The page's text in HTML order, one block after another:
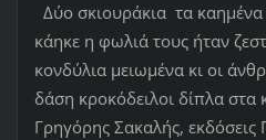
Δύο σκιουράκια τα καημένα
κάηκε η φωλιά τους ήταν
κονδύλια μειωμένα κι οι
δάση κροκόδειλοι δίπλα
Γρηγόρης Σακαλής,